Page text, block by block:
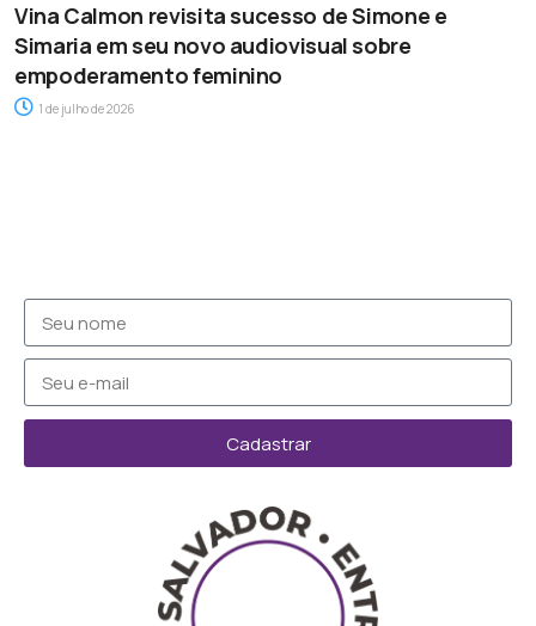
Vina Calmon revisita sucesso de Simone e
Simaria em seu novo audiovisual sobre
empoderamento feminino
1 de julho de 2026
Cadastrar